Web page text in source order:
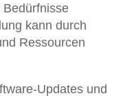
kann durch
Ressourcen
Updates und